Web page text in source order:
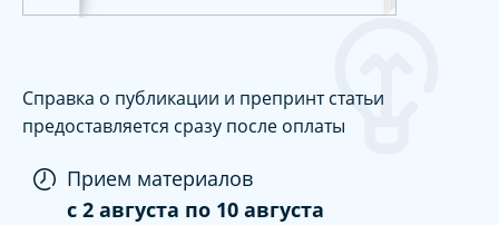
Справка о публикации и препринт статьи
предоставляется сразу после оплаты
Прием материалов
c 2 августа по 10 августа